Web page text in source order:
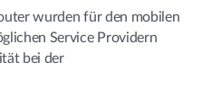
wurden für den mobilen
Service Providern
bei der